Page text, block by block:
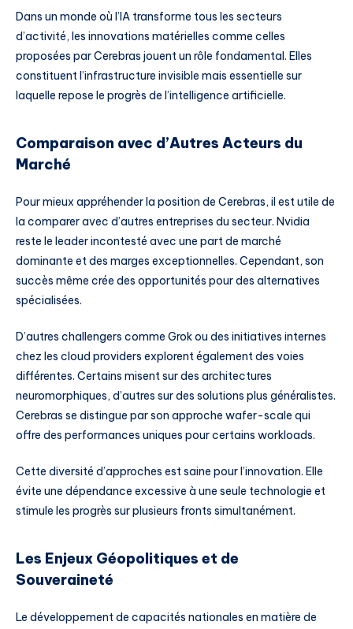
Dans un monde où l’IA transforme tous les secteurs
d’activité, les innovations matérielles comme celles
proposées par Cerebras jouent un rôle fondamental. Elles
constituent l’infrastructure invisible mais essentielle sur
laquelle repose le progrès de l’intelligence artificielle.
Comparaison avec d’Autres Acteurs du
Marché
Pour mieux appréhender la position de Cerebras, il est utile de
la comparer avec d’autres entreprises du secteur. Nvidia
reste le leader incontesté avec une part de marché
dominante et des marges exceptionnelles. Cependant, son
succès même crée des opportunités pour des alternatives
spécialisées.
D’autres challengers comme Grok ou des initiatives internes
chez les cloud providers explorent également des voies
différentes. Certains misent sur des architectures
neuromorphiques, d’autres sur des solutions plus généralistes.
Cerebras se distingue par son approche wafer-scale qui
offre des performances uniques pour certains workloads.
Cette diversité d’approches est saine pour l’innovation. Elle
évite une dépendance excessive à une seule technologie et
stimule les progrès sur plusieurs fronts simultanément.
Les Enjeux Géopolitiques et de
Souveraineté
Le développement de capacités nationales en matière de